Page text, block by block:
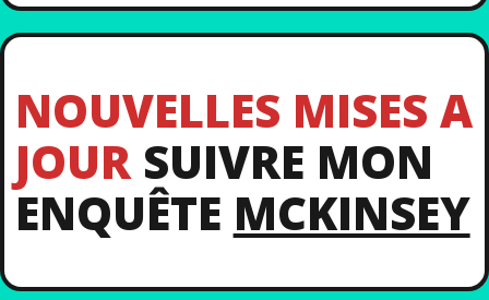
NOUVELLES MISES A
JOUR SUIVRE MON
ENQUÊTE MCKINSEY